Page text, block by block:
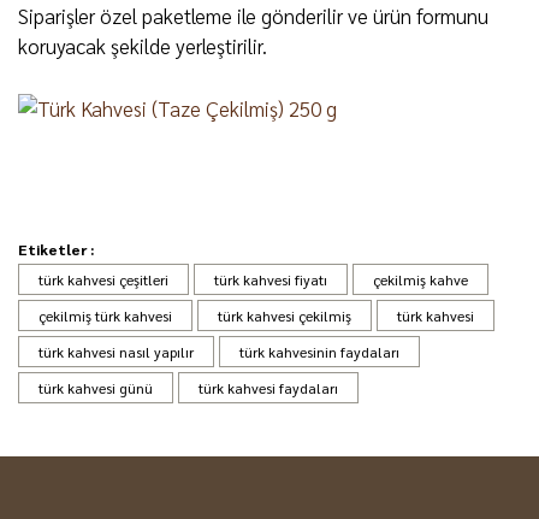
Siparişler özel paketleme ile gönderilir ve ürün formunu
koruyacak şekilde yerleştirilir.
Kaliteli ve lezzetli
Türk kahvesi seven biri olarak, Gurme Market'in taze
çekilmiş kahvesinin tadı beni kesinlikle memnun etti.
Hakan Alkan | 02/05/2023
kargo ücretsizdir.
KARGO FİRMASI:Ürünlerimiz DHL Kargo ile
gönderilmektedir.
TESLİMAT:Siparişleriniz hızlı teslimat ile 48 saatte
Etiketler :
türk kahvesi çeşitleri
türk kahvesi fiyatı
çekilmiş kahve
çekilmiş türk kahvesi
türk kahvesi çekilmiş
türk kahvesi
türk kahvesi nasıl yapılır
türk kahvesinin faydaları
türk kahvesi günü
türk kahvesi faydaları